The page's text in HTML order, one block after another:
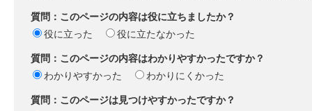
質問：このページの内容は役に立ちましたか？
役に立った
役に立たなかった
質問：このページの内容はわかりやすかったですか？
わかりやすかった
わかりにくかった
質問：このページは見つけやすかったですか？